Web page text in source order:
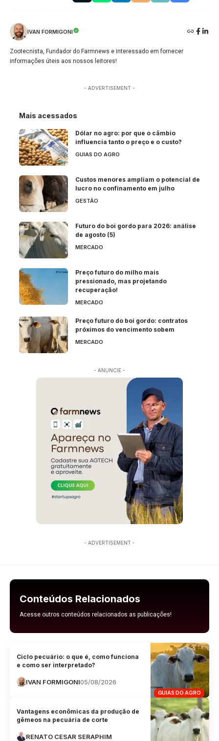
IVAN FORMIGONI
Zootecnista, Fundador do Farmnews e interessado em fornecer
informações úteis aos nossos leitores!
- ADVERTISEMENT -
Mais acessados
Dólar no agro: por que o câmbio
influencia tanto o preço e o custo?
GUIAS DO AGRO
Custos menores ampliam o potencial de
lucro no confinamento em julho
GESTÃO
Futuro do boi gordo para 2026: análise
de agosto (5)
MERCADO
Preço futuro do milho mais
pressionado, mas projetando
recuperação!
MERCADO
Preço futuro do boi gordo: contratos
próximos do vencimento sobem
MERCADO
- ANUNCIE -
- ADVERTISEMENT -
Conteúdos Relacionados
Acesse outros conteúdos relacionados as publicações!
GUIAS DO AGRO
Ciclo pecuário: o que é, como funciona
e como ser interpretado?
IVAN FORMIGONI05/08/2026
Vantagens econômicas da produção de
gêmeos na pecuária de corte
RENATO CESAR SERAPHIM